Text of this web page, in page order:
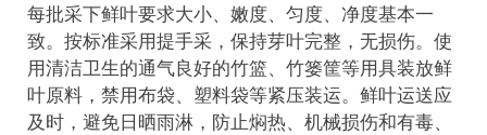
每批采下鲜叶要求大小、嫩度、匀度、净度基本一
致。按标准采用提手采，保持芽叶完整，无损伤。使
用清洁卫生的通气良好的竹篮、竹篓筐等用具装放鲜
叶原料，禁用布袋、塑料袋等紧压装运。鲜叶运送应
及时，避免日晒雨淋，防止焖热、机械损伤和有毒、